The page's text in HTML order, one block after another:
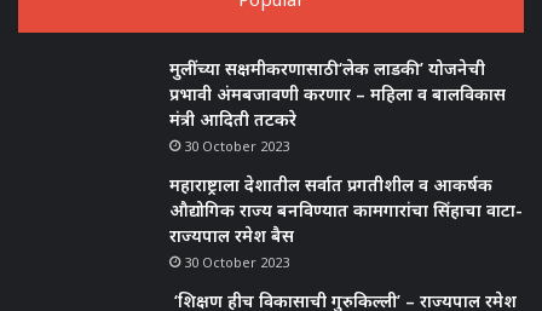
मुलींच्या सक्षमीकरणासाठी ‘लेक लाडकी’ योजनेची
प्रभावी अंमबजावणी करणार – महिला व बालविकास
मंत्री आदिती तटकरे
30 October 2023
महाराष्ट्राला देशातील सर्वात प्रगतीशील व आकर्षक
औद्योगिक राज्य बनविण्यात कामगारांचा सिंहाचा वाटा-
राज्यपाल रमेश बैस
30 October 2023
‘शिक्षण हीच विकासाची गुरुकिल्ली’ – राज्यपाल रमेश